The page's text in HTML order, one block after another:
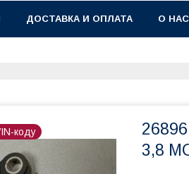
ДОСТАВКА И ОПЛАТА О НАС
коду
3,8